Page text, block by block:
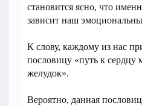
становится ясно, что
зависит наш
К слову, каждому из нас
пословицу «путь к
желудок».
Вероятно, данная